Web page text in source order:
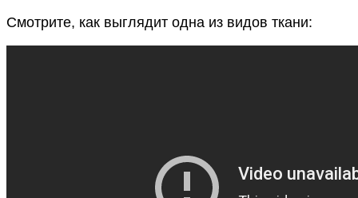
Смотрите, как выглядит одна из видов ткани: